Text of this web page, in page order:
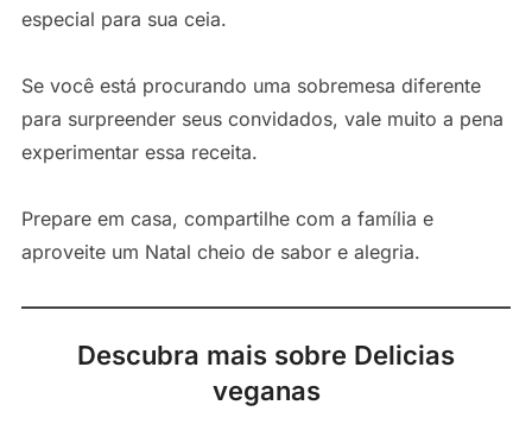
especial para sua ceia.
Se você está procurando uma sobremesa diferente
para surpreender seus convidados, vale muito a pena
experimentar essa receita.
Prepare em casa, compartilhe com a família e
aproveite um Natal cheio de sabor e alegria.
Descubra mais sobre Delicias
veganas